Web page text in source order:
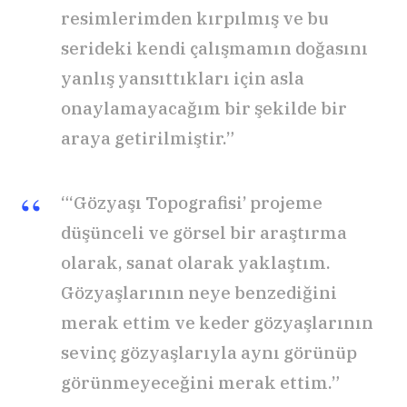
resimlerimden kırpılmış ve bu
serideki kendi çalışmamın doğasını
yanlış yansıttıkları için asla
onaylamayacağım bir şekilde bir
araya getirilmiştir.”
“‘Gözyaşı Topografisi’ projeme
düşünceli ve görsel bir araştırma
olarak, sanat olarak yaklaştım.
Gözyaşlarının neye benzediğini
merak ettim ve keder gözyaşlarının
sevinç gözyaşlarıyla aynı görünüp
görünmeyeceğini merak ettim.”